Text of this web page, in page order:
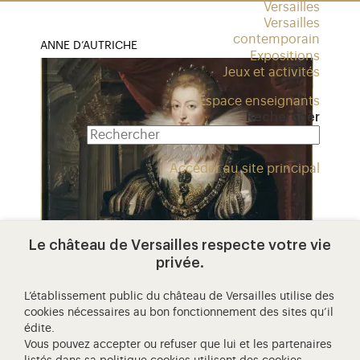
Versailles
Versailles
contemporain
Expositions
Jeux et activités
Espace enseignants
Rechercher
Accéder au site principal
ANNE D’AUTRICHE
portrait d'anne d’autriche, reine
de france (1601-1666)
Couronnée Reine de France et de Navarre en
1615, Anne d’Autriche marque l’histoire pour
avoir donné naissance au Roi-Soleil et…
Le château de Versailles respecte votre vie
privée.
L’établissement public du château de Versailles utilise des
cookies nécessaires au bon fonctionnement des sites qu’il
édite.
Vous pouvez accepter ou refuser que lui et les partenaires